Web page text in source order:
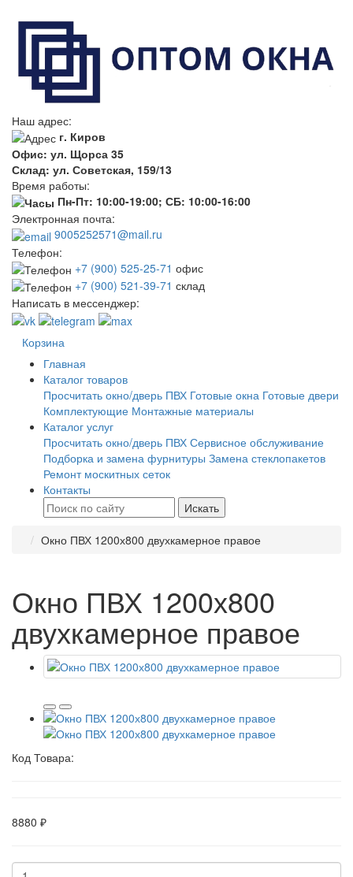
Наш адрес:
г. Киров
Офис: ул. Щорса 35
Склад: ул. Советская, 159/13
Время работы:
Пн-Пт: 10:00-19:00; СБ: 10:00-16:00
Электронная почта:
9005252571@mail.ru
Телефон:
+7 (900) 525-25-71 офис
+7 (900) 521-39-71 склад
Написать в мессенджер:
Корзина
Главная
Каталог товаров
Просчитать окно/дверь ПВХ Готовые окна Готовые двери
Комплектующие Монтажные материалы
Каталог услуг
Просчитать окно/дверь ПВХ Сервисное обслуживание
Подборка и замена фурнитуры Замена стеклопакетов
Ремонт москитных сеток
Контакты
Искать
Окно ПВХ 1200х800 двухкамерное правое
Окно ПВХ 1200х800
двухкамерное правое
Код Товара:
8880 ₽